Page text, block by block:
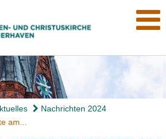
Nachrichten 2024
am...